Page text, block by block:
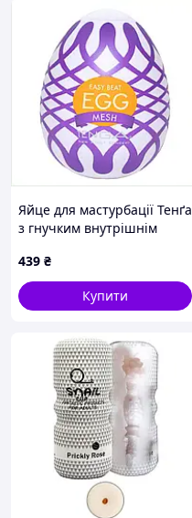
Яйце для мастурбації Тенґа
з гнучким внутрішнім
439 ₴
Купити